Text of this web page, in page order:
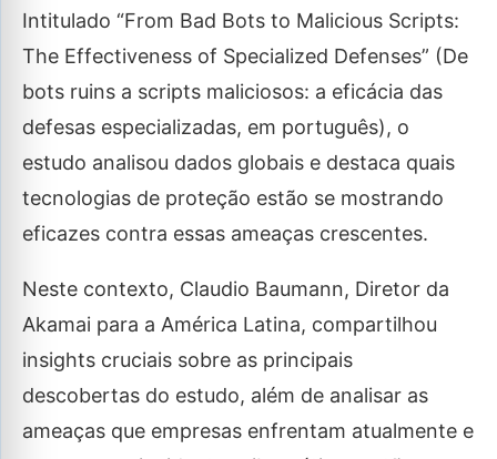
Intitulado “From Bad Bots to Malicious Scripts:
The Effectiveness of Specialized Defenses” (De
bots ruins a scripts maliciosos: a eficácia das
defesas especializadas, em português), o
estudo analisou dados globais e destaca quais
tecnologias de proteção estão se mostrando
eficazes contra essas ameaças crescentes.
Neste contexto, Claudio Baumann, Diretor da
Akamai para a América Latina, compartilhou
insights cruciais sobre as principais
descobertas do estudo, além de analisar as
ameaças que empresas enfrentam atualmente e